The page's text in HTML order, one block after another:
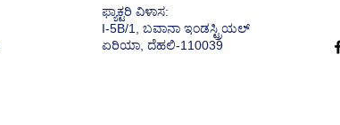
ಫ್ಯಾಕ್ಟರಿ ವಿಳಾಸ:
I-5B/1, ಬವಾನಾ ಇಂಡಸ್ಟ್ರಿಯಲ್
ಏರಿಯಾ, ದೆಹಲಿ-110039